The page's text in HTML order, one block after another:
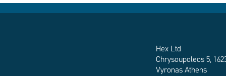
Hex Ltd
Chrysoupoleos 5,
Vyronas Athens